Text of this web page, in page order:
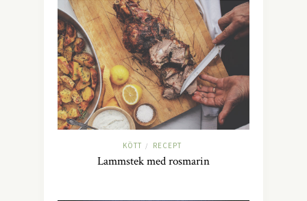
KÖTT / RECEPT
Lammstek med rosmarin